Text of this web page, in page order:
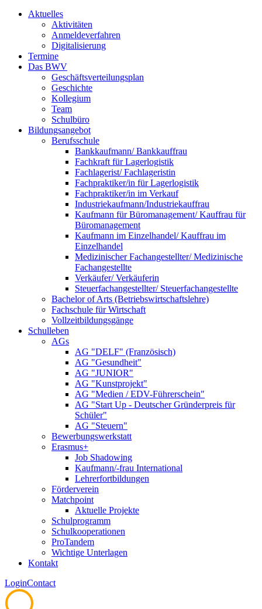
Aktuelles
Aktivitäten
Anmeldeverfahren
Digitalisierung
Termine
Das BWV
Geschäftsverteilungsplan
Geschichte
Kollegium
Team
Schulbüro
Bildungsangebot
Berufsschule
Bankkaufmann/ Bankkauffrau
Fachkraft für Lagerlogistik
Fachlagerist/ Fachlageristin
Fachpraktiker/in für Lagerlogistik
Fachpraktiker/in im Verkauf
Industriekaufmann/Industriekauffrau
Kaufmann für Büromanagement/ Kauffrau für
Büromanagement
Kaufmann im Einzelhandel/ Kauffrau im
Einzelhandel
Medizinischer Fachangestellter/ Medizinische
Fachangestellte
Verkäufer/ Verkäuferin
Steuerfachangestellter/ Steuerfachangestellte
Bachelor of Arts (Betriebswirtschaftslehre)
Fachschule für Wirtschaft
Vollzeitbildungsgänge
Schulleben
AGs
AG "DELF" (Französisch)
AG "Gesundheit"
AG "JUNIOR"
AG "Kunstprojekt"
AG "Medien / EDV-Führerschein"
AG "Start Up - Deutscher Gründerpreis für
Schüler"
AG "Steuern"
Bewerbungswerkstatt
Erasmus+
Job Shadowing
Kaufmann/-frau International
Lehrerfortbildungen
Förderverein
Matchpoint
Aktuelle Projekte
Schulprogramm
Schulkooperationen
ProTandem
Wichtige Unterlagen
Kontakt
LoginContact